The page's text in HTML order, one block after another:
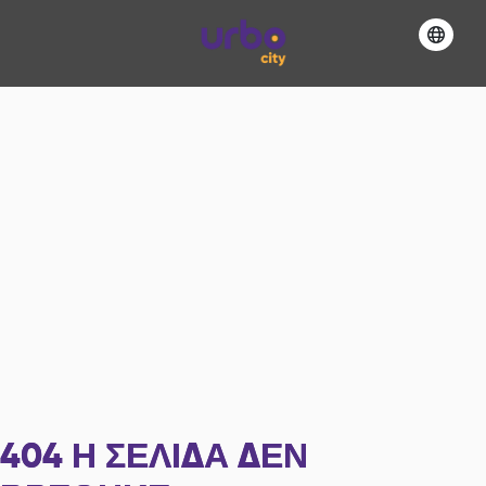
404 Η ΣΕΛΊΔΑ ΔΕΝ